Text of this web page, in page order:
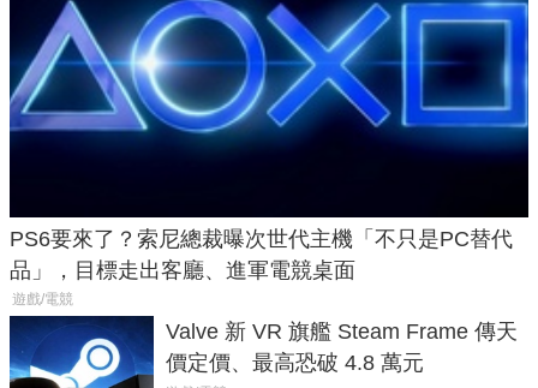
PS6要來了？索尼總裁曝次世代主機「不只是PC替代
品」，目標走出客廳、進軍電競桌面
遊戲/電競
Valve 新 VR 旗艦 Steam Frame 傳天
價定價、最高恐破 4.8 萬元